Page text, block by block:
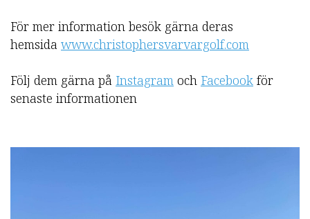
För mer information besök gärna deras
hemsida www.christophersvarvargolf.com
Följ dem gärna på Instagram och Facebook för
senaste informationen